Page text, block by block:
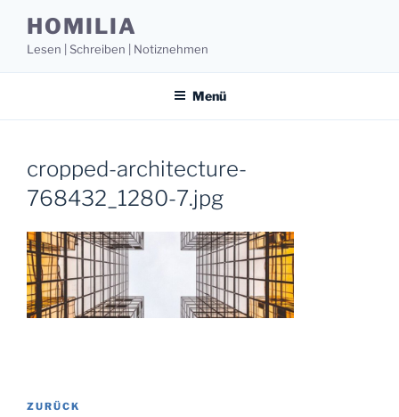
Inhalt
springen
HOMILIA
Lesen | Schreiben | Notiznehmen
Menü
cropped-architecture-
768432_1280-7.jpg
Beitragsnavigation
Vorheriger
ZURÜCK